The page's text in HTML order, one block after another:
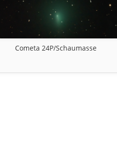
Cometa 24P/Schaumasse